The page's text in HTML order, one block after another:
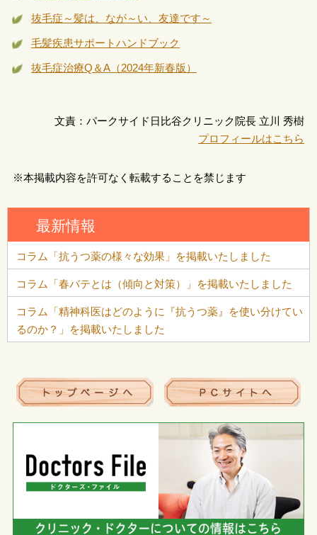
抜毛症～髪は、なが～い、友達です～
毛髪疾患サポートハンドブック
抜毛症治療Q＆A（2024年新春版）
文責：パークサイド日比谷クリニック院長 立川 秀樹
プロフィールはこちら
※本掲載内容を許可なく転載することを禁じます
最新情報
コラム「抗うつ薬の様々な効果」を掲載いたしました
コラム「春バテとは（傾向と対策）」を掲載いたしました
コラム「精神科医はどのように『抗うつ薬』を使い分けてい
るのか？」を掲載いたしました